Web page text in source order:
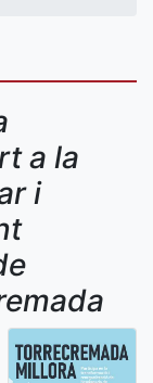
a la
i